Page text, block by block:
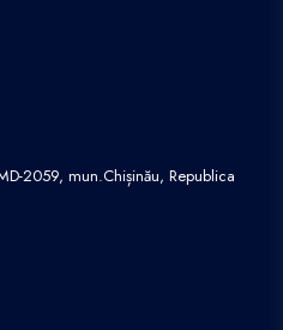
2059, mun.Chișinău, Republica